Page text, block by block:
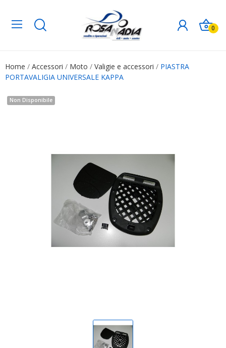
0
Home Accessori Moto Valigie e accessori
PIASTRA
PORTAVALIGIA UNIVERSALE KAPPA
Non Disponibile